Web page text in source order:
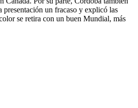
presentación un fracaso y explicó las
se retira con un buen Mundial, más